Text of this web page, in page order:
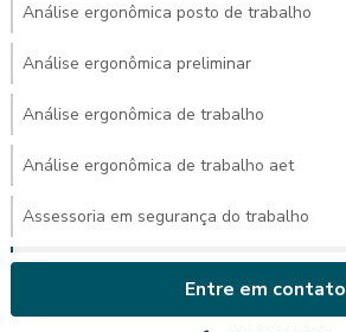
Análise ergonômica posto de trabalho
Análise ergonômica preliminar
Análise ergonômica de trabalho
Análise ergonômica de trabalho aet
Assessoria em segurança do trabalho
Avaliação ambiental de calor
Avaliação de calor
Entre em contato